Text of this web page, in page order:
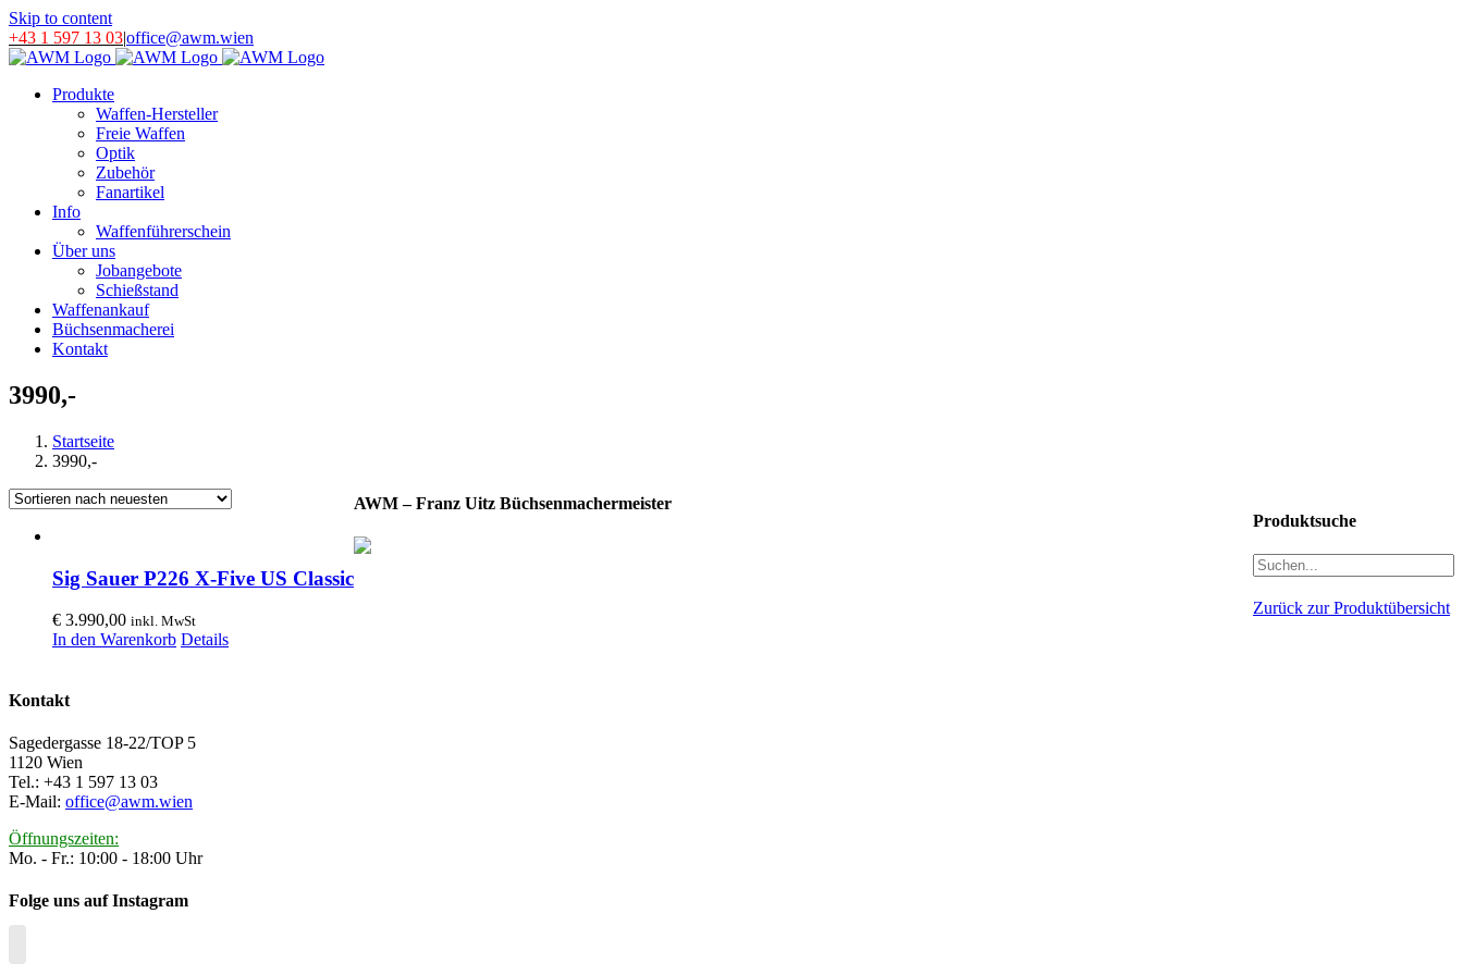
Skip to content
+43 1 597 13 03|office@awm.wien
Produkte
Waffen-Hersteller
Freie Waffen
Optik
Zubehör
Fanartikel
Info
Waffenführerschein
Über uns
Jobangebote
Schießstand
Waffenankauf
Büchsenmacherei
Kontakt
3990,-
Startseite
3990,-
Sig Sauer P226 X-Five US Classic
€ 3.990,00 inkl. MwSt
In den Warenkorb Details
Produktsuche
Zurück zur Produktübersicht
AWM – Franz Uitz Büchsenmachermeister
Kontakt
Sagedergasse 18-22/TOP 5
1120 Wien
Tel.: +43 1 597 13 03
E-Mail: office@awm.wien
Öffnungszeiten:
Mo. - Fr.: 10:00 - 18:00 Uhr
Folge uns auf Instagram